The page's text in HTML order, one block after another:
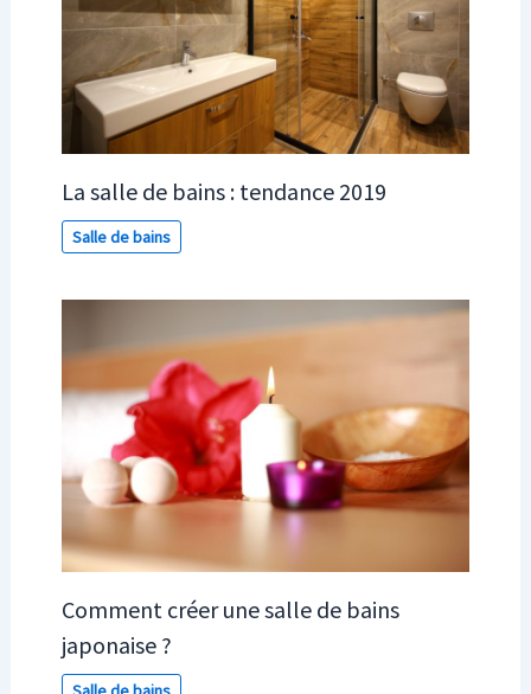
La salle de bains : tendance 2019
Salle de bains
Comment créer une salle de bains
japonaise ?